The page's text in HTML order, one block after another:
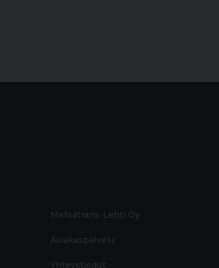
Metsätrans-Lehti Oy
Asiakaspalvelu
Yhteystiedot